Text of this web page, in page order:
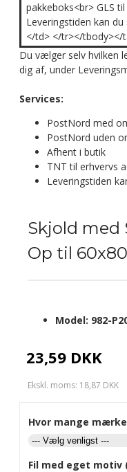
pakkeboks<br> GLS
Leveringstiden kan
</td> </tr></tbody></
Du vælger selv hvilken
dig af, under
Services:
PostNord med
PostNord uden
Afhent i butik
TNT til erhvervs
Leveringstiden
Skjold med
Op til
23,59 DKK
Ekskl. moms: 18,87 DKK
Model: 982-
Hvor mange
Fil med eget